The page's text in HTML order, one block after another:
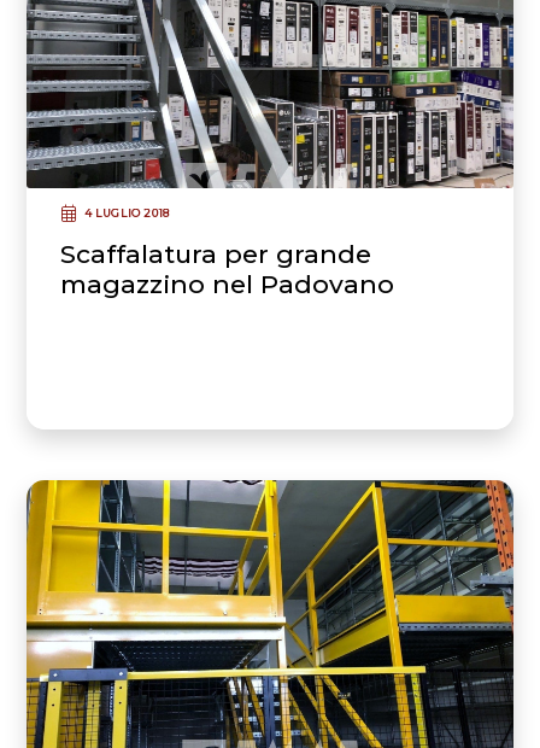
4 LUGLIO 2018
Scaffalatura per grande
magazzino nel Padovano